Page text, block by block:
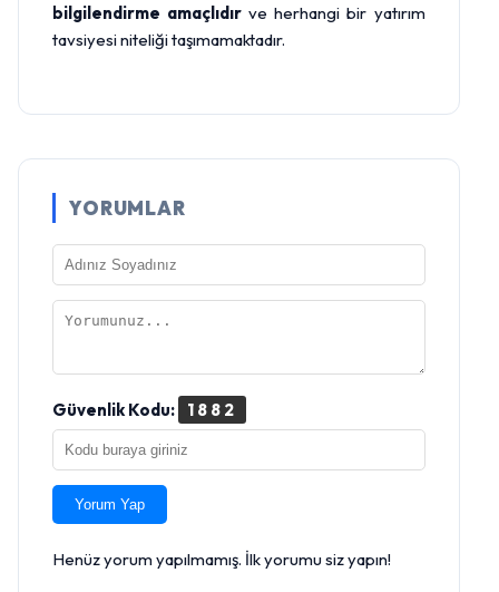
bilgilendirme amaçlıdır ve herhangi bir yatırım
tavsiyesi niteliği taşımamaktadır.
YORUMLAR
Güvenlik Kodu: 1882
Yorum Yap
Henüz yorum yapılmamış. İlk yorumu siz yapın!